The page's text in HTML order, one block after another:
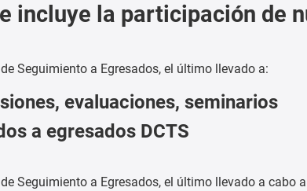
incluye la participación de
Seguimiento a Egresados, el último llevado a:
evaluaciones, seminarios
a egresados DCTS
Seguimiento a Egresados, el último llevado a cabo